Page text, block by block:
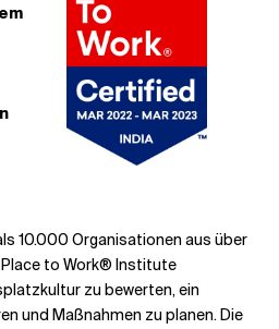
10.000 Organisationen aus über
to Work® Institute
zu bewerten, ein
und Maßnahmen zu planen. Die